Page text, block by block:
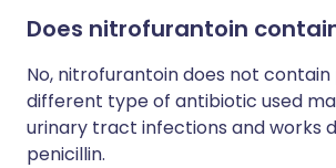
Does nitrofurantoin
No, nitrofurantoin does not contain
different type of antibiotic used
urinary tract infections and works
penicillin.